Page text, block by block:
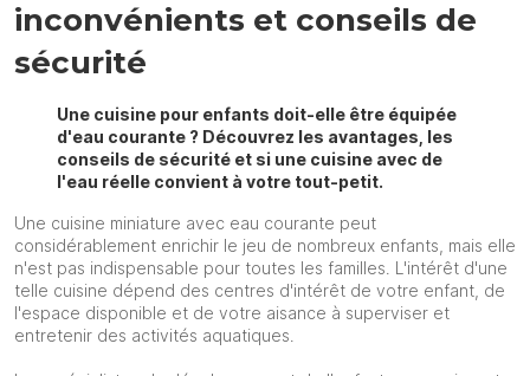
inconvénients et conseils de
sécurité
Une cuisine pour enfants doit-elle être équipée
d'eau courante ? Découvrez les avantages, les
conseils de sécurité et si une cuisine avec de
l'eau réelle convient à votre tout-petit.
Une cuisine miniature avec eau courante peut
considérablement enrichir le jeu de nombreux enfants, mais elle
n'est pas indispensable pour toutes les familles. L'intérêt d'une
telle cuisine dépend des centres d'intérêt de votre enfant, de
l'espace disponible et de votre aisance à superviser et
entretenir des activités aquatiques.